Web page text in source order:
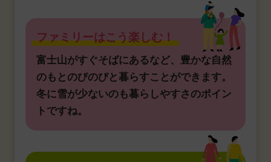
ファミリーはこう楽しむ！
富士山がすぐそばにあるなど、豊かな自然
のもとのびのびと暮らすことができます。
冬に雪が少ないのも暮らしやすさのポイン
トですね。